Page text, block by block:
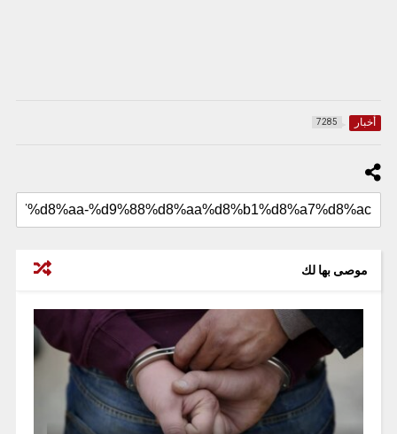
أخبار 7285
موصى بها لك